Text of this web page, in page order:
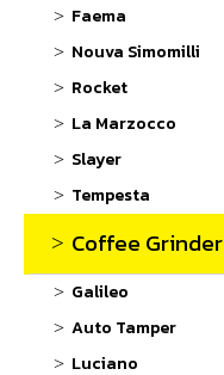
Faema
Nouva Simomilli
Rocket
La Marzocco
Slayer
Tempesta
Coffee Grinder
Galileo
Auto Tamper
Luciano